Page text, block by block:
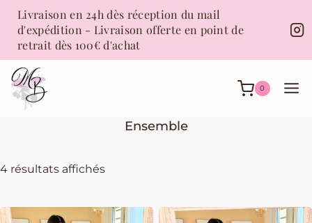
Aller
contenu
Livraison en 24h dès réception du mail
d'expédition - Livraison offerte en point de
retrait dès 100€ d'achat
0
Ensemble
4 résultats affichésTrié
plus